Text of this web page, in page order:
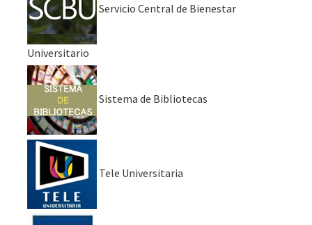
Servicio Central de Bienestar
Universitario
Sistema de Bibliotecas
Tele Universitaria